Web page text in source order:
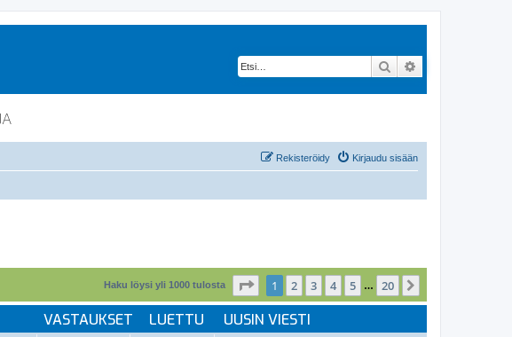
Etsi
Kirjaudu sisään
Rekisteröidy
Haku löysi yli 1000 tulosta Sivu 20
1 2 3 4 5 … 20
VASTAUKSET LUETTU UUSIN VIESTI